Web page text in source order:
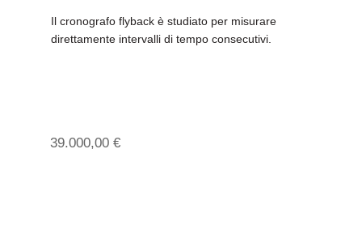
Il cronografo flyback è studiato per misurare
direttamente intervalli di tempo consecutivi.
39.000,00 €